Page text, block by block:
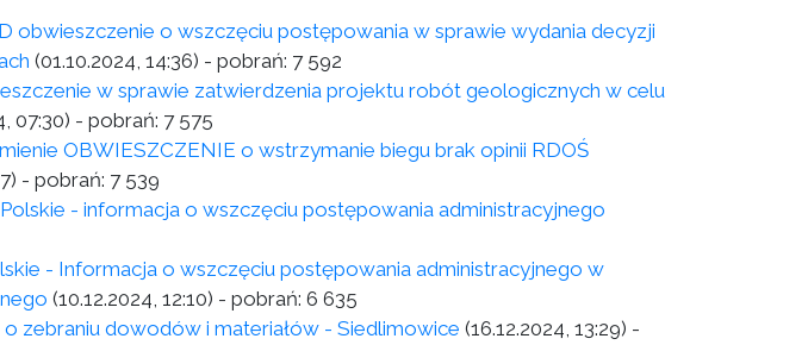
obwieszczenie o wszczęciu postępowania w sprawie wydania decyzji
(01.10.2024, 14:36) - pobrań: 7 592
w sprawie zatwierdzenia projektu robót geologicznych w celu
07:30) - pobrań: 7 575
OBWIESZCZENIE o wstrzymanie biegu brak opinii RDOŚ
- pobrań: 7 539
- informacja o wszczęciu postępowania administracyjnego
- Informacja o wszczęciu postępowania administracyjnego w
(10.12.2024, 12:10) - pobrań: 6 635
o zebraniu dowodów i materiałów - Siedlimowice (16.12.2024, 13:29) -